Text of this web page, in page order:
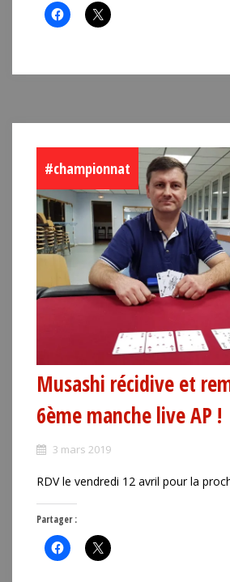
#championnat
Musashi récidive et
6ème manche live AP !
3 mars 2019
RDV le vendredi 12 avril pour la
Partager :